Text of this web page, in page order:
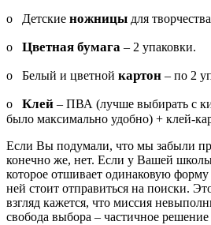
o Детские ножницы для творчества
o Цветная бумага – 2 упаковки.
o Белый и цветной картон – по 2
o Клей – ПВА (лучше выбирать с
было максимально удобно) + клей-
Если Вы подумали, что мы забыли
конечно же, нет. Если у Вашей школы
которое отшивает одинаковую
ней стоит отправиться на поиски.
взгляд кажется, что миссия
свобода выбора – частичное